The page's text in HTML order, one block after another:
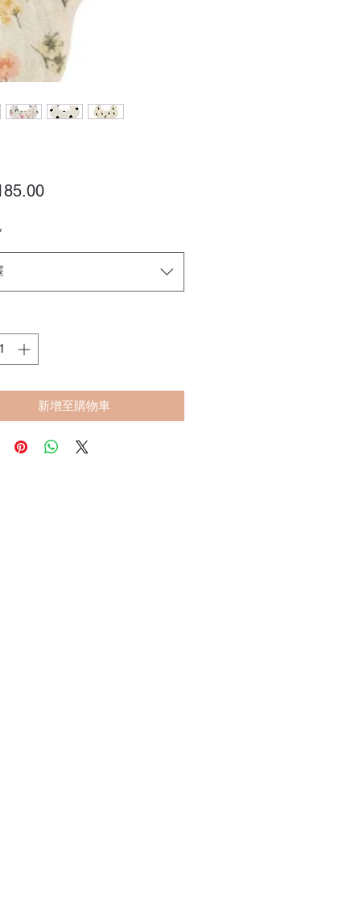
價
新增至購物車